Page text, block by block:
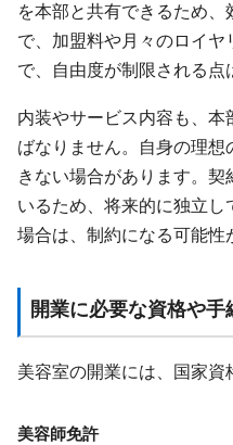
を本部と共有できるため
で、加盟料や月々のロイ
で、自由度が制限される点
内装やサービス内容も、
ばなりません。自身の理
きない場合があります。
いるため、将来的に独立
場合は、制約になる可能性
開業に必要な資格や手
美容室の開業には、国家資
美容師免許